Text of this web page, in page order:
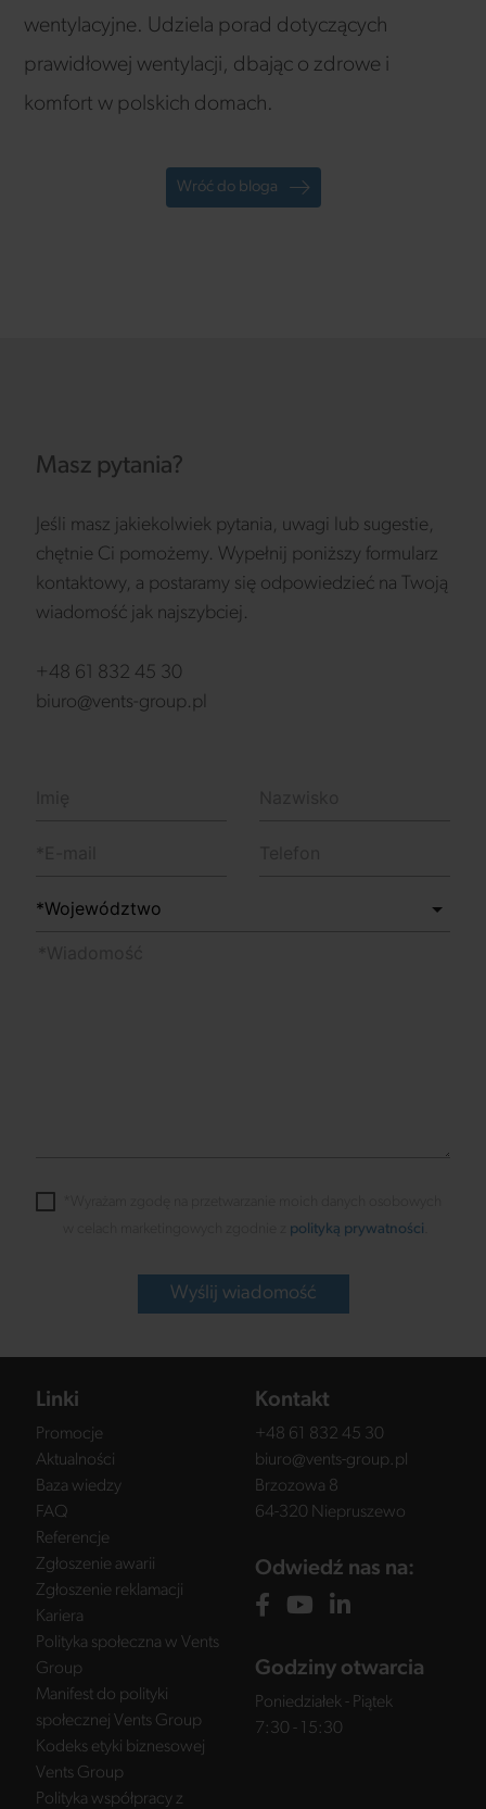
wentylacyjne. Udziela porad dotyczących
prawidłowej wentylacji, dbając o zdrowe i
komfort w polskich domach.
Wróć do bloga
Masz pytania?
Jeśli masz jakiekolwiek pytania, uwagi lub sugestie,
chętnie Ci pomożemy. Wypełnij poniższy formularz
kontaktowy, a postaramy się odpowiedzieć na Twoją
wiadomość jak najszybciej.
+48 61 832 45 30
biuro@vents-group.pl
polityką prywatności
Wyślij wiadomość
Linki
Promocje
Aktualności
Baza wiedzy
FAQ
Referencje
Zgłoszenie awarii
Zgłoszenie reklamacji
Kariera
Polityka społeczna w Vents
Group
Manifest do polityki
społecznej Vents Group
Kodeks etyki biznesowej
Vents Group
Polityka współpracy z
Kontakt
+48 61 832 45 30
biuro@vents-group.pl
Brzozowa 8
64-320 Niepruszewo
Odwiedź nas na:
Godziny otwarcia
Poniedziałek - Piątek
7:30 - 15:30